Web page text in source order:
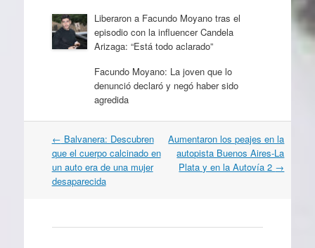
Liberaron a Facundo Moyano tras el
episodio con la influencer Candela
Arizaga: “Está todo aclarado”
Facundo Moyano: La joven que lo
denunció declaró y negó haber sido
agredida
Navegación
por
artículos
← Balvanera: Descubren
que el cuerpo calcinado en
un auto era de una mujer
desaparecida
Aumentaron los peajes en la
autopista Buenos Aires-La
Plata y en la Autovía 2 →